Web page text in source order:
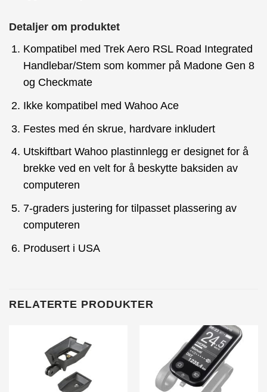
Detaljer om produktet
Kompatibel med Trek Aero RSL Road Integrated
Handlebar/Stem som kommer på Madone Gen 8
og Checkmate
Ikke kompatibel med Wahoo Ace
Festes med én skrue, hardvare inkludert
Utskiftbart Wahoo plastinnlegg er designet for å
brekke ved en velt for å beskytte baksiden av
computeren
7-graders justering for tilpasset plassering av
computeren
Produsert i USA
RELATERTE PRODUKTER